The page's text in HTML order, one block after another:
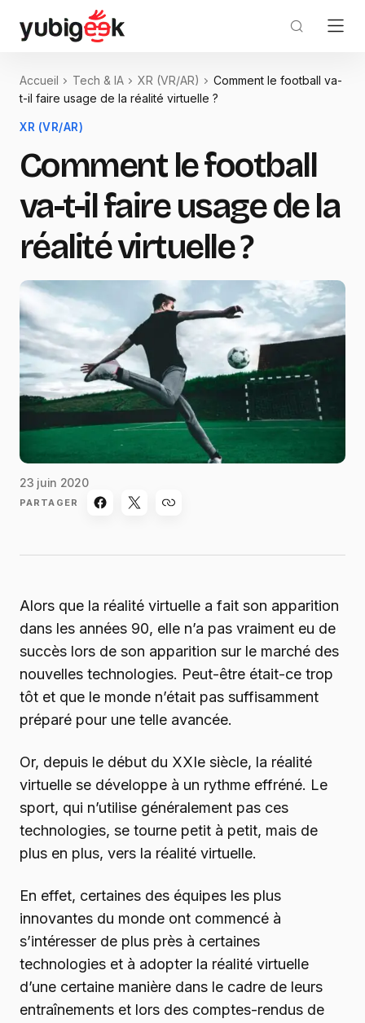
Accueil Tech & IA XR (VR/AR)
Comment le football va-
t-il faire usage de la réalité virtuelle ?
XR (VR/AR)
Comment le football
va-t-il faire usage de la
réalité virtuelle ?
23 juin 2020
PARTAGER
Alors que la réalité virtuelle a fait son apparition
dans les années 90, elle n’a pas vraiment eu de
succès lors de son apparition sur le marché des
nouvelles technologies. Peut-être était-ce trop
tôt et que le monde n’était pas suffisamment
préparé pour une telle avancée.
Or, depuis le début du XXIe siècle, la réalité
virtuelle se développe à un rythme effréné. Le
sport, qui n’utilise généralement pas ces
technologies, se tourne petit à petit, mais de
plus en plus, vers la réalité virtuelle.
En effet, certaines des équipes les plus
innovantes du monde ont commencé à
s’intéresser de plus près à certaines
technologies et à adopter la réalité virtuelle
d’une certaine manière dans le cadre de leurs
entraînements et lors des comptes-rendus de